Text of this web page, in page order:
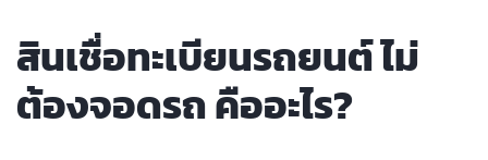
สินเชื่อทะเบียนรถยนต์ ไม่
ต้องจอดรถ คืออะไร?